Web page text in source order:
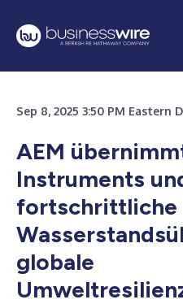
Sep 8, 2025 3:50 PM Eastern
AEM
Instruments
fortschrittliche
globale